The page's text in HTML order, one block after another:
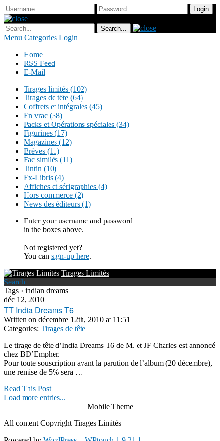
Menu Categories Login
Home
RSS Feed
E-Mail
Tirages limités (102)
Tirages de tête (64)
Coffrets et intégrales (45)
En vrac (38)
Packs et Opérations spéciales (34)
Figurines (17)
Magazines (12)
Brèves (11)
Fac similés (11)
Tintin (10)
Ex-Libris (4)
Affiches et sérigraphies (4)
Hors commerce (2)
News des éditeurs (1)
Enter your username and password
in the boxes above.
Not registered yet?
You can sign-up here.
Tirages Limités
Search
Tags › indian dreams
déc 12, 2010
TT India Dreams T6
Written on décembre 12th, 2010 at 11:51
Categories: Tirages de tête
Le tirage de tête d’India Dreams T6 de M. et JF Charles est annoncé
chez BD’Empher.
Pour toute souscription avant la parution de l’album (20 décembre),
une remise de 5% sera …
Read This Post
Load more entries...
Mobile Theme
All content Copyright Tirages Limités